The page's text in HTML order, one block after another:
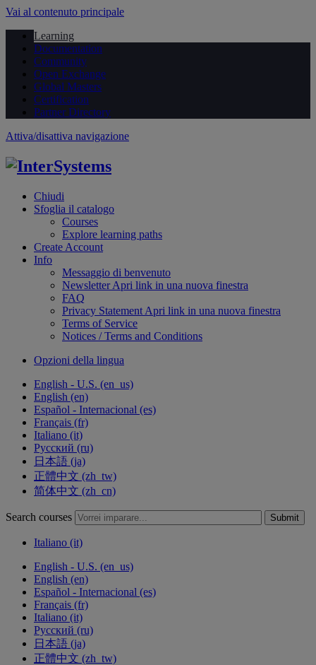
Vai al contenuto principale
Learning
Documentation
Community
Open Exchange
Global Masters
Certification
Partner Directory
Attiva/disattiva navigazione
Chiudi
Sfoglia il catalogo
Courses
Explore learning paths
Create Account
Info
Messaggio di benvenuto
NewsletterApri link in una nuova finestra
FAQ
Privacy Statement Apri link in una nuova finestra
Terms of Service
Notices / Terms and Conditions
Opzioni della lingua
English - U.S. ‎(en_us)‎
English ‎(en)‎
Español - Internacional ‎(es)‎
Français ‎(fr)‎
Italiano ‎(it)‎
Русский ‎(ru)‎
日本語 ‎(ja)‎
正體中文 ‎(zh_tw)‎
简体中文 ‎(zh_cn)‎
Search courses Submit
Italiano ‎(it)‎
English - U.S. ‎(en_us)‎
English ‎(en)‎
Español - Internacional ‎(es)‎
Français ‎(fr)‎
Italiano ‎(it)‎
Русский ‎(ru)‎
日本語 ‎(ja)‎
正體中文 ‎(zh_tw)‎